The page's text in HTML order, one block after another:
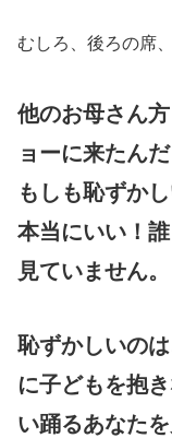
むしろ、後ろの席
他のお母さん
ョーに来たん
もしも恥ずか
本当にいい！
見ていません。
恥ずかしいの
に子どもを抱
い踊るあなた